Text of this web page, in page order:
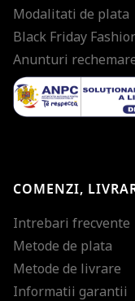
Modalitati de plata
Black Friday
Anunturi
COMENZI,
Intrebari frecvente
Metode de plata
Metode de livrare
Informatii garantii